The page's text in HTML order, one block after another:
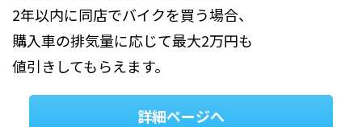
2年以内に同店でバイクを買う場合、
購入車の排気量に応じて最大2万円も
値引きしてもらえます。
詳細ページへ